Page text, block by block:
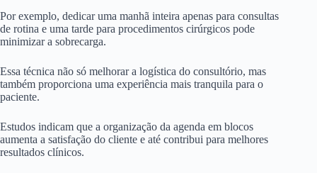
Por exemplo, dedicar uma manhã inteira apenas para consultas
de rotina e uma tarde para procedimentos cirúrgicos pode
minimizar a sobrecarga.
Essa técnica não só melhorar a logística do consultório, mas
também proporciona uma experiência mais tranquila para o
paciente.
Estudos indicam que a organização da agenda em blocos
aumenta a satisfação do cliente e até contribui para melhores
resultados clínicos.